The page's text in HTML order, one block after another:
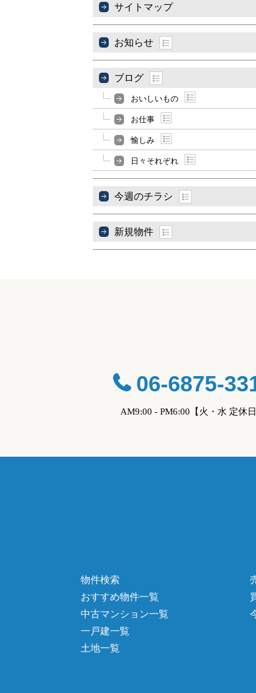
サイトマップ
お知らせ
ブログ
おいしいもの
お仕事
愉しみ
日々それぞれ
今週のチラシ
新規物件
06-6875-
AM9:00 - PM6:00【火・水 定休日
物件検索
おすすめ物件一覧
中古マンション一覧
一戸建一覧
土地一覧